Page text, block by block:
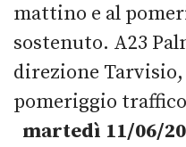
mattino e al
sostenuto. A23
direzione
pomeriggio
martedì 11/06/